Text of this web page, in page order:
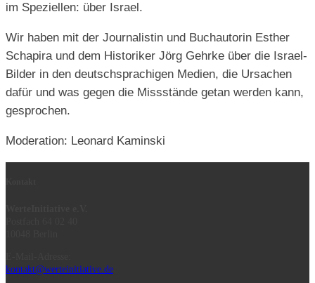
im Speziellen: über Israel.
Wir haben mit der Journalistin und Buchautorin Esther
Schapira und dem Historiker Jörg Gehrke über die Israel-
Bilder in den deutschsprachigen Medien, die Ursachen
dafür und was gegen die Missstände getan werden kann,
gesprochen.
Moderation: Leonard Kaminski
kontakt@werteinitiative.de